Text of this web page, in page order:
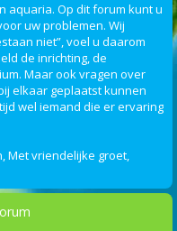
aquaria. Op dit forum kunt u
uw problemen. Wij
niet”, voel u daarom
de inrichting, de
Maar ook vragen over
elkaar geplaatst kunnen
wel iemand die er ervaring
Met vriendelijke groet,